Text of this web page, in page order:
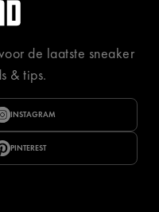
de laatste sneaker
& tips.
INSTAGRAM
PINTEREST